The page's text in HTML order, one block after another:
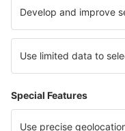
Hotels in Nicaragua
Hotels in Elsass